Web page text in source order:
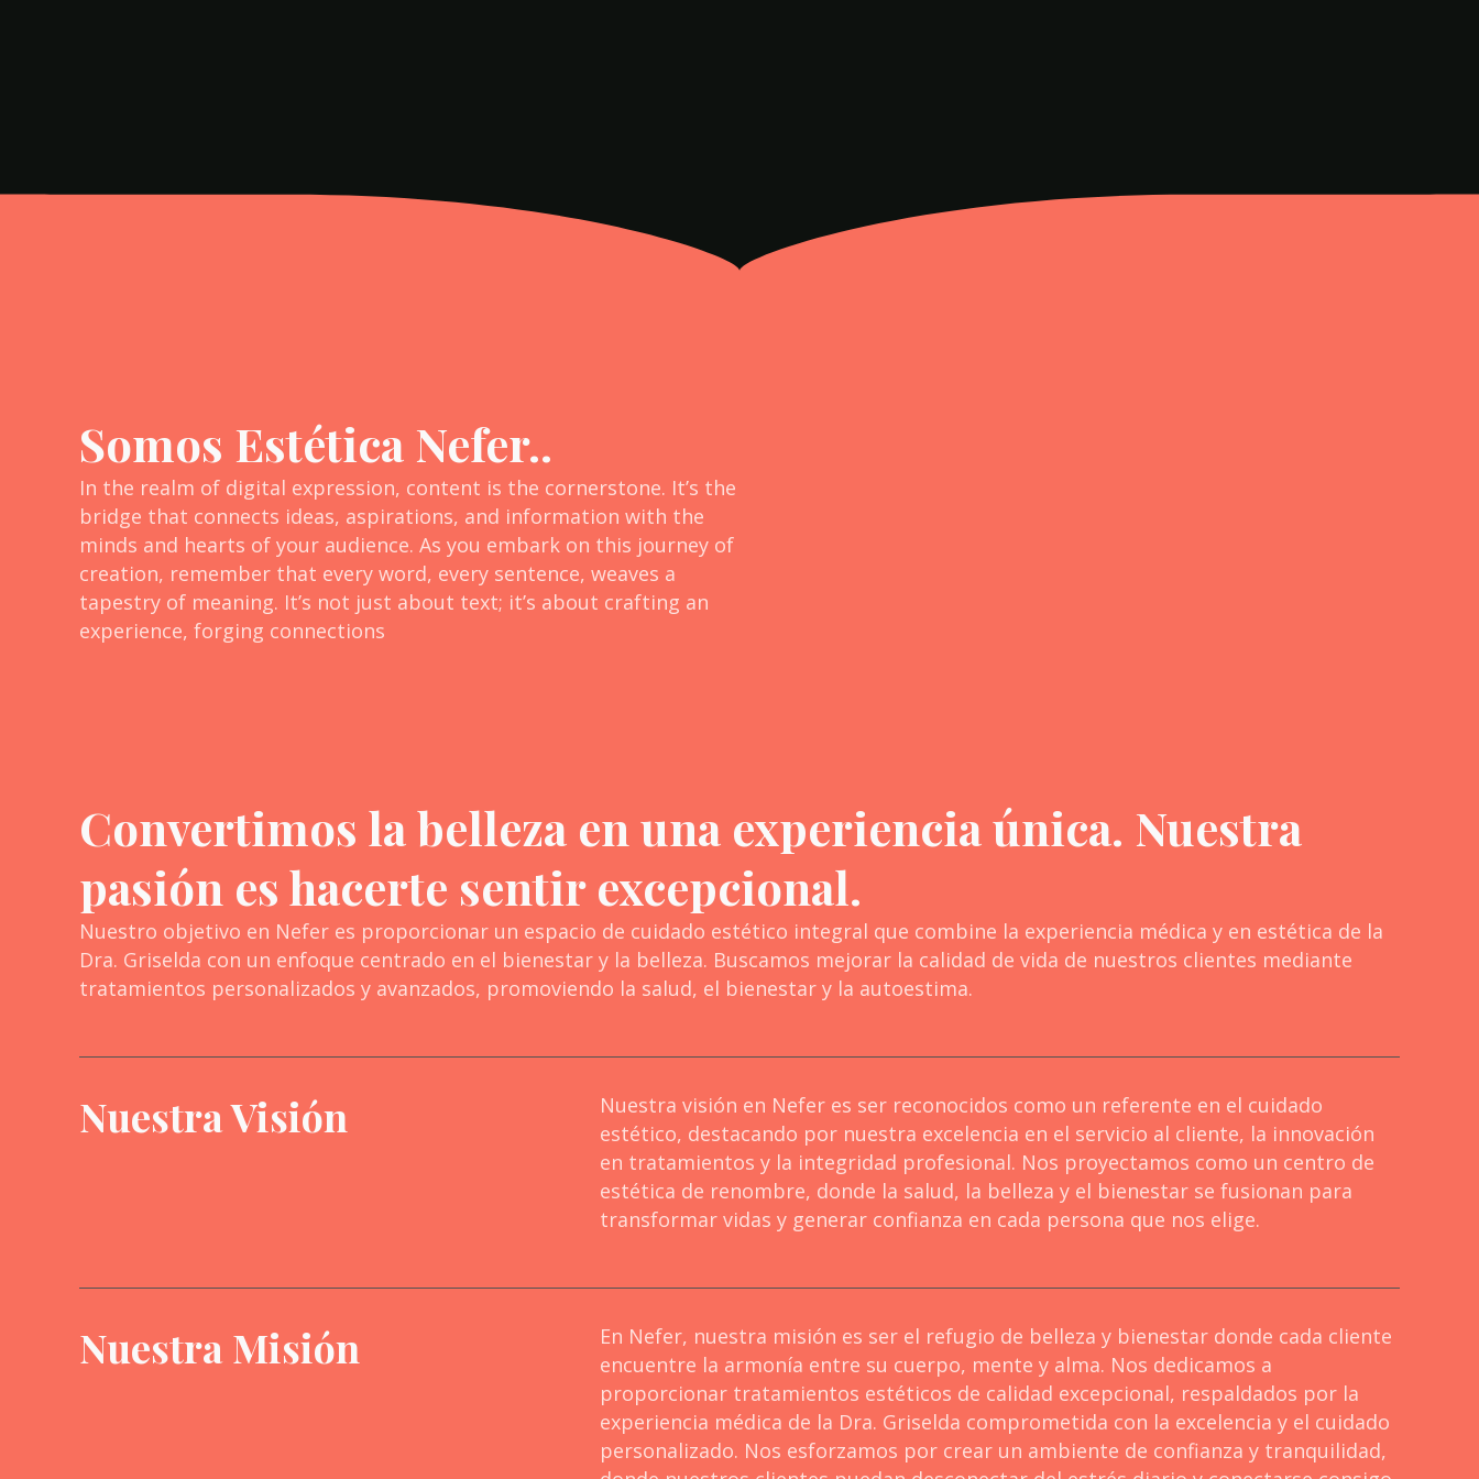
Somos Estética Nefer..
In the realm of digital expression, content is the cornerstone. It’s the
bridge that connects ideas, aspirations, and information with the
minds and hearts of your audience. As you embark on this journey of
creation, remember that every word, every sentence, weaves a
tapestry of meaning. It’s not just about text; it’s about crafting an
experience, forging connections
Convertimos la belleza en una experiencia única. Nuestra
pasión es hacerte sentir excepcional.
Nuestro objetivo en Nefer es proporcionar un espacio de cuidado estético integral que combine la experiencia médica y en estética de la
Dra. Griselda con un enfoque centrado en el bienestar y la belleza. Buscamos mejorar la calidad de vida de nuestros clientes mediante
tratamientos personalizados y avanzados, promoviendo la salud, el bienestar y la autoestima.
Nuestra Visión
Nuestra visión en Nefer es ser reconocidos como un referente en el cuidado
estético, destacando por nuestra excelencia en el servicio al cliente, la innovación
en tratamientos y la integridad profesional. Nos proyectamos como un centro de
estética de renombre, donde la salud, la belleza y el bienestar se fusionan para
transformar vidas y generar confianza en cada persona que nos elige.
Nuestra Misión
En Nefer, nuestra misión es ser el refugio de belleza y bienestar donde cada cliente
encuentre la armonía entre su cuerpo, mente y alma. Nos dedicamos a
proporcionar tratamientos estéticos de calidad excepcional, respaldados por la
experiencia médica de la Dra. Griselda comprometida con la excelencia y el cuidado
personalizado. Nos esforzamos por crear un ambiente de confianza y tranquilidad,